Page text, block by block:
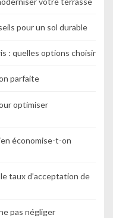
pour un sol durable
: quelles options choisir
parfaite
optimiser
économise-t-on
taux d’acceptation de
pas négliger